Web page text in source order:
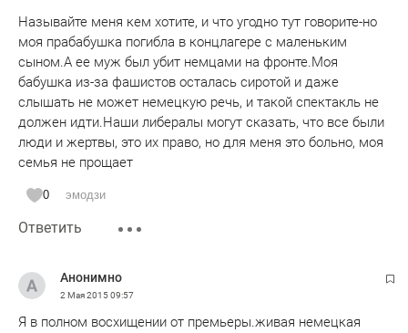
Называйте меня кем хотите, и что угодно тут говорите-но
моя прабабушка погибла в концлагере с маленьким
сыном.А ее муж был убит немцами на фронте.Моя
бабушка из-за фашистов осталась сиротой и даже
слышать не может немецкую речь, и такой спектакль не
должен идти.Наши либералы могут сказать, что все были
люди и жертвы, это их право, но для меня это больно, моя
семья не прощает
0 эмодзи
Ответить
Анонимно
2 Мая 201509:57
Я в полном восхищении от премьеры.живая немецкая